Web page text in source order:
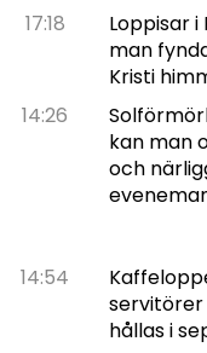
17:18
Loppisar
man
Kristi
14:26
kan man
och
14:54
hållas i